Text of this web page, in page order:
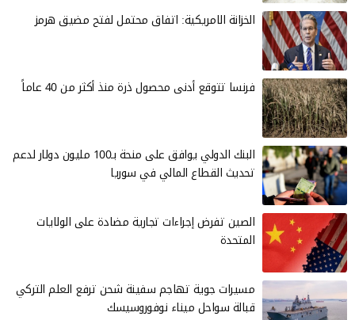
الخزانة الامريكية: اتفاق محتمل لفتح مضيق هرمز
فرنسا تتوقع أدنى محصول ذرة منذ أكثر من 40 عاماً
البنك الدولي يوافق على منحة بـ100 مليون دولار لدعم
تحديث القطاع المالي في سوريا
الصين تفرض إجراءات تجارية مضادة على الولايات
المتحدة
مسيرات جوية تهاجم سفينة شحن ترفع العلم التركي
قبالة سواحل ميناء نوفوروسيسك